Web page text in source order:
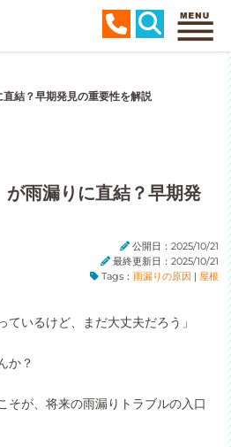
結？早期発見の重要性を解説
が雨漏りに直結？早期発
公開日：2025/10/21
最終更新日：2025/10/21
Tags： 雨漏りの原因 | 屋根
ているけど、まだ大丈夫だろう」
か？
そが、将来の雨漏りトラブルの入口